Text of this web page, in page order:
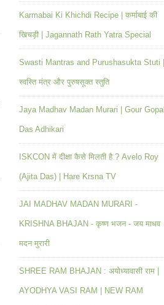
Karmabai Ki Khichdi Recipe | कर्माबाई की
खिचड़ी | Jagannath Rath Yatra Special
Swasti Mantras and Purushasukta Stuti |
स्वस्ति मंत्र और पुरुषसूक्त स्तुति
Jaya Madhav Madan Murari | Gour Gopal
Das Adhikari
ISKCON में दीक्षा कैसे मिलती है ? Avelo Roy
(Ajita Das) | Hare Krsna TV
JAI MADHAV MADAN MURARI -
KRISHNA BHAJAN - कृष्ण भजन - जय माधव
मदन मुरारी
SHREE RAM BHAJAN : अयोध्यावासी राम |
AYODHYA VASI RAM | NEW RAM